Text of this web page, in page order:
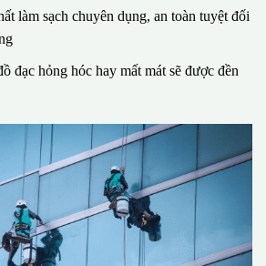
làm sạch chuyên dụng, an toàn tuyệt đối
đạc hỏng hóc hay mất mát sẽ được đền